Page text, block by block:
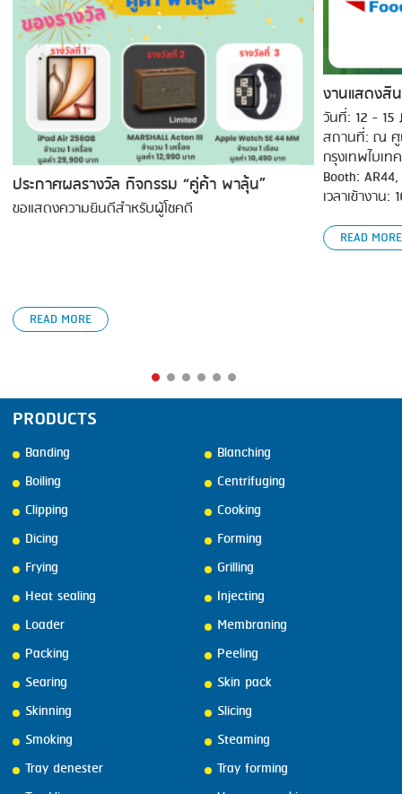
SMOKING
STEAMING
TRAY DENESTER
TRAY FORMING
TUMBLING
VACUUM PACKING
ประกาศผลรางวัล กิจกรรม “คู่ค้า พาลุ้น”
ขอแสดงความยินดีสำหรับผู้โชคดี
READ MORE
งานแสดงสิ
วันที่: 12 - 15
สถานที่: ณ ศู
กรุงเทพไบเ
Booth:
เวลาเข้างาน:
READ MORE
PRODUCTS
Banding
Blanching
Boiling
Centrifuging
Clipping
Cooking
Dicing
Forming
Frying
Grilling
Heat sealing
Injecting
Loader
Membraning
Packing
Peeling
Searing
Skin pack
Skinning
Slicing
Smoking
Steaming
Tray denester
Tray forming